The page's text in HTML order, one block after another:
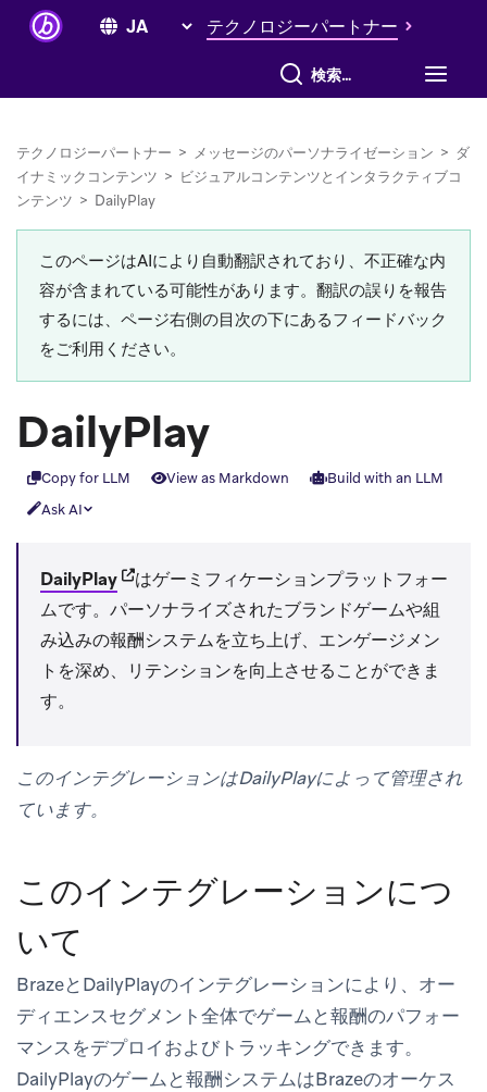
テクノロジーパートナー
すべて検索
テクノロジーパートナー > メッセージのパーソナライゼーション > ダ
イナミックコンテンツ > ビジュアルコンテンツとインタラクティブコ
ンテンツ > DailyPlay
このページはAIにより自動翻訳されており、不正確な内
容が含まれている可能性があります。翻訳の誤りを報告
するには、ページ右側の目次の下にあるフィードバック
をご利用ください。
DailyPlay
Copy for LLM View as Markdown
Build with an LLM
Ask AI
DailyPlay(opens in new tab)
はゲーミフィケーションプラットフォー
ムです。パーソナライズされたブランドゲームや組
み込みの報酬システムを立ち上げ、エンゲージメン
トを深め、リテンションを向上させることができま
す。
このインテグレーションはDailyPlayによって管理され
ています。
このインテグレーションにつ
いて
BrazeとDailyPlayのインテグレーションにより、オー
ディエンスセグメント全体でゲームと報酬のパフォー
マンスをデプロイおよびトラッキングできます。
DailyPlayのゲームと報酬システムはBrazeのオーケス